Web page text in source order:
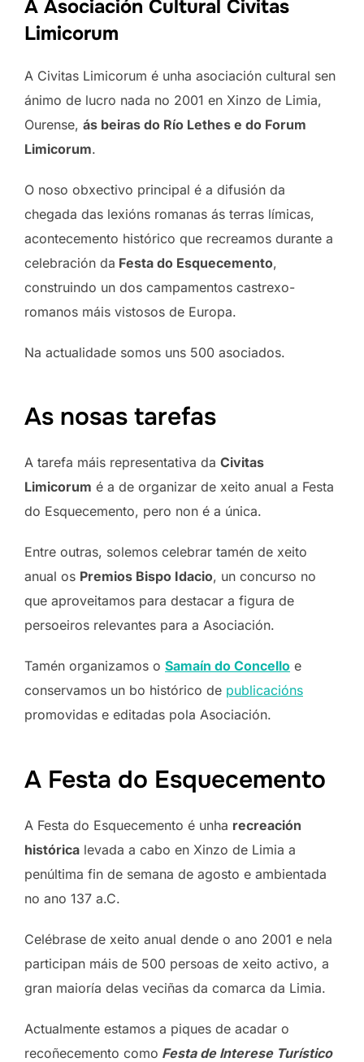
A Asociación Cultural Civitas
Limicorum
A Civitas Limicorum é unha asociación cultural sen
ánimo de lucro nada no 2001 en Xinzo de Limia,
Ourense, ás beiras do Río Lethes e do Forum
Limicorum.
O noso obxectivo principal é a difusión da
chegada das lexións romanas ás terras límicas,
acontecemento histórico que recreamos durante a
celebración da Festa do Esquecemento,
construindo un dos campamentos castrexo-
romanos máis vistosos de Europa.
Na actualidade somos uns 500 asociados.
As nosas tarefas
A tarefa máis representativa da Civitas
Limicorum é a de organizar de xeito anual a Festa
do Esquecemento, pero non é a única.
Entre outras, solemos celebrar tamén de xeito
anual os Premios Bispo Idacio, un concurso no
que aproveitamos para destacar a figura de
persoeiros relevantes para a Asociación.
Tamén organizamos o Samaín do Concello e
conservamos un bo histórico de publicacións
promovidas e editadas pola Asociación.
A Festa do Esquecemento
A Festa do Esquecemento é unha recreación
histórica levada a cabo en Xinzo de Limia a
penúltima fin de semana de agosto e ambientada
no ano 137 a.C.
Celébrase de xeito anual dende o ano 2001 e nela
participan máis de 500 persoas de xeito activo, a
gran maioría delas veciñas da comarca da Limia.
Actualmente estamos a piques de acadar o
recoñecemento como Festa de Interese Turístico